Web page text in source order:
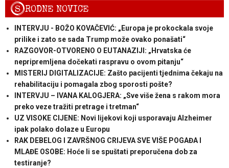
SRODNE NOVICE
INTERVJU - BOŽO KOVAČEVIĆ: „Europa je prokockala svoje
prilike i zato se sada Trump može ovako ponašati“
RAZGOVOR-OTVORENO O EUTANAZIJI: „Hrvatska će
nepripremljena dočekati raspravu o ovom pitanju“
MISTERIJ DIGITALIZACIJE: Zašto pacijenti tjednima čekaju na
rehabilitaciju i pomagala zbog sporosti pošte?
INTERVJU – IVANA KALOGJERA: „Sve više žena s rakom mora
preko veze tražiti pretrage i tretman“
UZ VISOKE CIJENE: Novi lijekovi koji usporavaju Alzheimer
ipak polako dolaze u Europu
RAK DEBELOG I ZAVRŠNOG CRIJEVA SVE VIŠE POGAĐA I
MLAĐE OSOBE: Hoće li se spuštati preporučena dob za
testiranje?